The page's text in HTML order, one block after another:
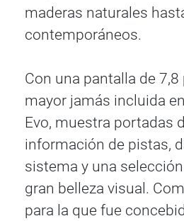
maderas naturales
contemporáneos.
Con una pantalla de 7,8
mayor jamás incluida
Evo, muestra portadas
información de pistas,
sistema y una
gran belleza visual.
para la que fue